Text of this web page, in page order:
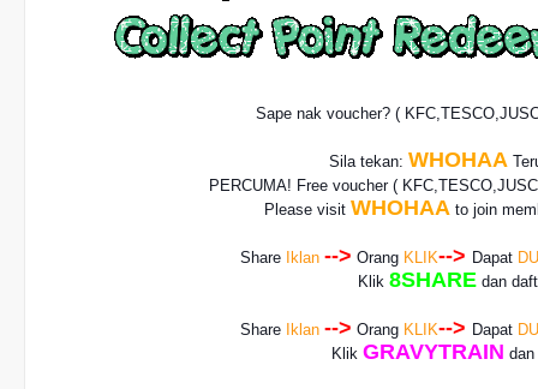
Sape nak voucher? (
Sila tekan: WHOHAA
PERCUMA! Free voucher(
Please visitWHOHAA to join
Share Iklan --> Orang KLIK--> Dapat
Klik8SHARE dan
Share Iklan --> Orang KLIK--> Dapat
Klik GRAVYTRAIN